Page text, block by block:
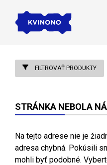
FILTROVAŤ PRODUKTY
STRÁNKA NEBOLA
Na tejto adrese nie je
adresa chybná. Pokúsili
mohli byť podobné.